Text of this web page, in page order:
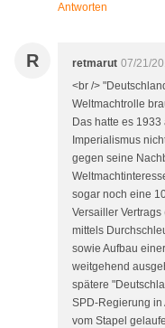
Antworten
R retmarut 07/21/
<br />
Weltmachtrolle
Das hatte es
Imperialismus
gegen seine
sogar noch eine
Versailler
mittels
sowie Aufbau
weitgehend
spätere
SPD-Regierung in
vom Stapel